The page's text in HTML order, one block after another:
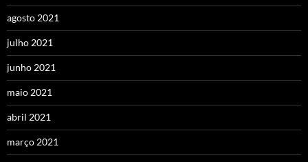
agosto 2021
julho 2021
junho 2021
maio 2021
abril 2021
março 2021